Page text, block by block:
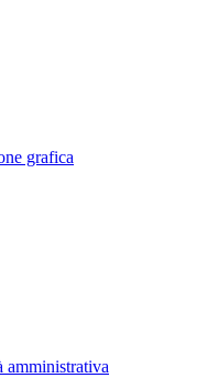
grafica
amministrativa